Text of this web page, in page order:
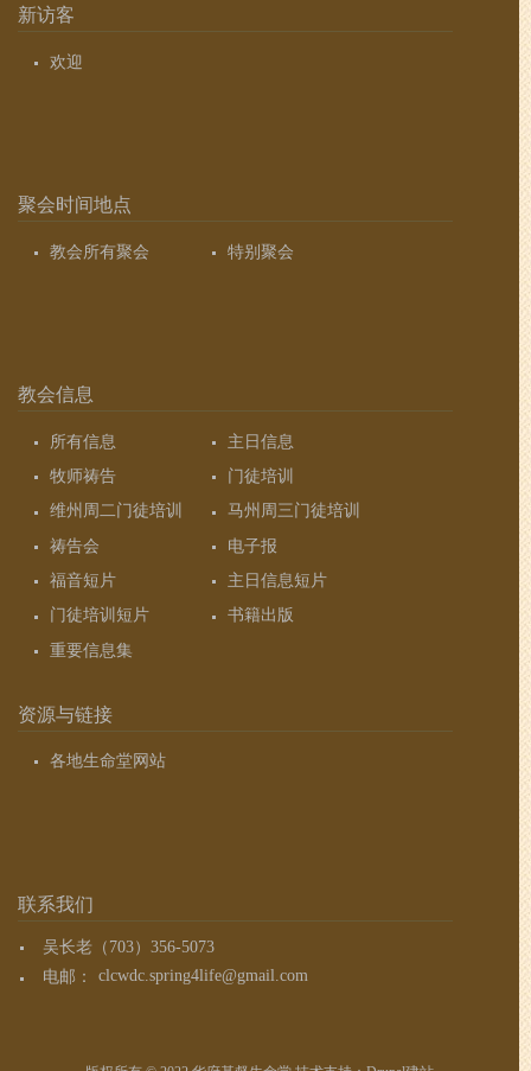
新访客
欢迎
聚会时间地点
教会所有聚会 特别聚会
教会信息
所有信息
主日信息
牧师祷告
门徒培训
维州周二门徒培训
马州周三门徒培训
祷告会
电子报
福音短片
主日信息短片
门徒培训短片
书籍出版
重要信息集
资源与链接
各地生命堂网站
联系我们
吴长老（703）356-5073
电邮：
clcwdc.spring4life@gmail.com